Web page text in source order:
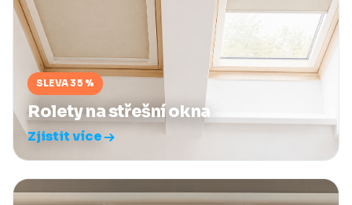
SLEVA 35 %
Rolety na střešní okna
Zjistit více